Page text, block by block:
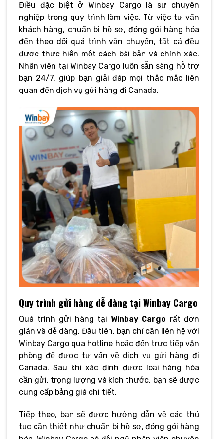
Điều đặc biệt ở Winbay Cargo là sự chuyên
nghiệp trong quy trình làm việc. Từ việc tư vấn
khách hàng, chuẩn bị hồ sơ, đóng gói hàng hóa
đến theo dõi quá trình vận chuyển, tất cả đều
được thực hiện một cách bài bản và chính xác.
Nhân viên tại Winbay Cargo luôn sẵn sàng hỗ trợ
bạn 24/7, giúp bạn giải đáp mọi thắc mắc liên
quan đến dịch vụ gửi hàng đi Canada.
Quy trình gửi hàng dễ dàng tại Winbay Cargo
Quá trình gửi hàng tại Winbay Cargo rất đơn
giản và dễ dàng. Đầu tiên, bạn chỉ cần liên hệ với
Winbay Cargo qua hotline hoặc đến trực tiếp văn
phòng để được tư vấn về dịch vụ gửi hàng đi
Canada. Sau khi xác định được loại hàng hóa
cần gửi, trọng lượng và kích thước, bạn sẽ được
cung cấp bảng giá chi tiết.
Tiếp theo, bạn sẽ được hướng dẫn về các thủ
tục cần thiết như chuẩn bị hồ sơ, đóng gói hàng